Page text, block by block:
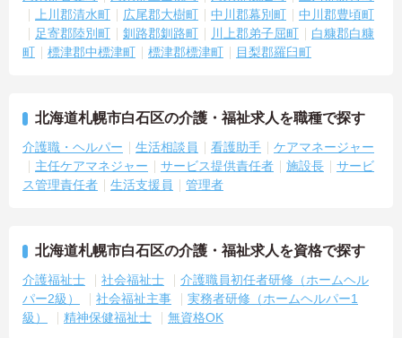
上川郡清水町
広尾郡大樹町 中川郡幕別町
中川郡豊頃町
足寄郡陸別町
釧路郡釧路町 川上郡弟子屈町
白糠郡白糠
町
標津郡中標津町 標津郡標津町 目梨郡羅臼町
北海道札幌市白石区の介護・福祉求人を職種で探す
介護職・ヘルパー 生活相談員 看護助手
ケアマネージャー
主任ケアマネジャー
サービス提供責任者 施設長
サービ
ス管理責任者
生活支援員 管理者
北海道札幌市白石区の介護・福祉求人を資格で探す
介護福祉士 社会福祉士
介護職員初任者研修（ホームヘル
パー2級）
社会福祉主事
実務者研修（ホームヘルパー1
級）
精神保健福祉士 無資格OK